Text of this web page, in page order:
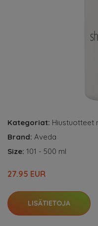
Kategoriat: Hiustuotteet
Brand: Aveda
Size: 101 - 500 ml
27.95 EUR
LISÄTIETOJA